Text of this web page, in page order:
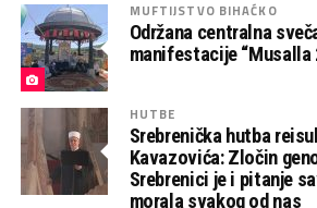
MUFTIJSTVO BIHAĆKO
Održana centralna
manifestacije “Musalla
HUTBE
Srebrenička hutba
Kavazovića: Zločin
Srebrenici je i pitanje
morala svakog od nas